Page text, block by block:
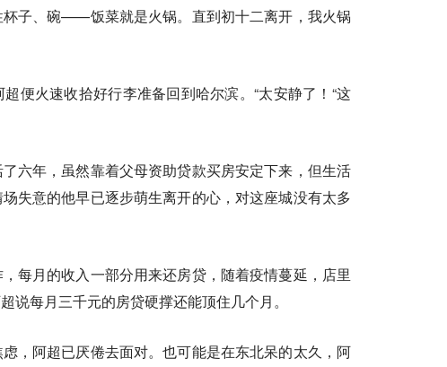
子、碗——饭菜就是火锅。直到初十二离开，我火锅
便火速收拾好行李准备回到哈尔滨。“太安静了！“这
六年，虽然靠着父母资助贷款买房安定下来，但生活
失意的他早已逐步萌生离开的心，对这座城没有太多
每月的收入一部分用来还房贷，随着疫情蔓延，店里
说每月三千元的房贷硬撑还能顶住几个月。
，阿超已厌倦去面对。也可能是在东北呆的太久，阿